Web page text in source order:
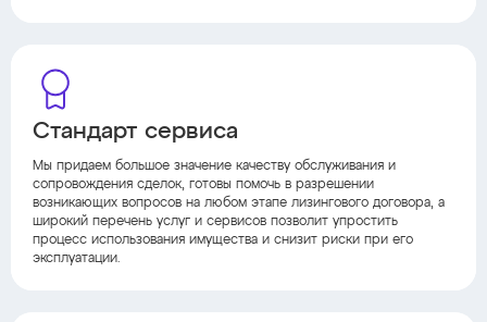
Стандарт сервиса
Мы придаем большое значение качеству обслуживания и
сопровождения сделок, готовы помочь в разрешении
возникающих вопросов на любом этапе лизингового договора, а
широкий перечень услуг и сервисов позволит упростить
процесс использования имущества и снизит риски при его
эксплуатации.